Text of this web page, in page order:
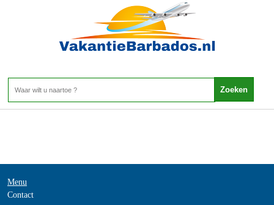
Home>
Menu
Contact